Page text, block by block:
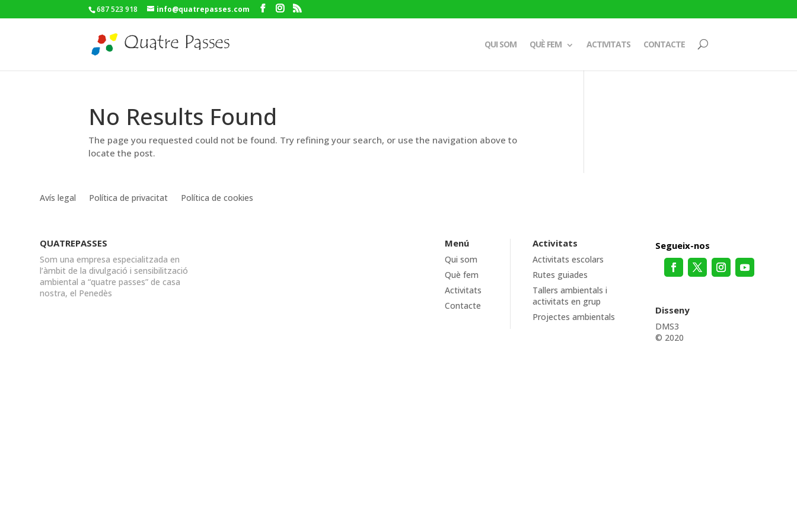
687 523 918 info@quatrepasses.com
QUI SOM QUÈ FEM ACTIVITATS CONTACTE
No Results Found
The page you requested could not be found. Try refining your search, or use the navigation above to
locate the post.
Avís legal Política de privacitat Política de cookies
QUATREPASSES
Som una empresa especialitzada en
l’àmbit de la divulgació i sensibilització
ambiental a “quatre passes” de casa
nostra, el Penedès
Menú
Qui som
Què fem
Activitats
Contacte
Activitats
Activitats escolars
Rutes guiades
Tallers ambientals i
activitats en grup
Projectes ambientals
Segueix-nos
Disseny
DMS3
© 2020